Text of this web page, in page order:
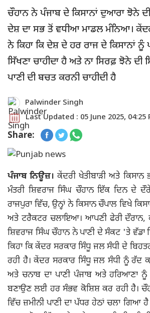
ਚੌਹਾਨ ਨੇ ਪੰਜਾਬ ਦੇ ਕਿਸਾਨਾਂ ਦੁਆਰਾ ਝੋਨੇ
ਦੇਸ਼ ਦਾ ਸਭ ਤੋਂ ਵਧੀਆ ਮਾਡਲ ਮੰਨਿਆ।
ਨੇ ਕਿਹਾ ਕਿ ਦੇਸ਼ ਦੇ ਹਰ ਰਾਜ ਦੇ ਕਿਸਾਨਾਂ ਨੂੰ
ਸਿੱਖਣਾ ਚਾਹੀਦਾ ਹੈ ਅਤੇ ਨਾ ਸਿਰਫ਼ ਝੋਨੇ ਦੀ
ਪਾਣੀ ਦੀ ਬਚਤ ਕਰਨੀ ਚਾਹੀਦੀ ਹੈ
Palwinder Singh
Last Updated : 05 June 2025, 04:25
Share:
ਪੰਜਾਬ ਨਿਊਜ਼। ਕੇਂਦਰੀ ਖੇਤੀਬਾੜੀ ਅਤੇ
ਮੰਤਰੀ ਸ਼ਿਵਰਾਜ ਸਿੰਘ ਚੌਹਾਨ ਇੱਕ ਦਿਨ ਦੇ
ਰਾਜਪੁਰਾ ਵਿੱਚ, ਉਨ੍ਹਾਂ ਨੇ ਕਿਸਾਨ ਚੌਪਾਲ ਵਿਖੇ
ਅਤੇ ਟਰੈਕਟਰ ਚਲਾਇਆ। ਆਪਣੀ ਫੇਰੀ ਦੌਰਾਨ,
ਸ਼ਿਵਰਾਜ ਸਿੰਘ ਚੌਹਾਨ ਨੇ ਪਾਣੀ ਦੇ ਸੰਕਟ 'ਤੇ ਵੱਡਾ
ਕਿਹਾ ਕਿ ਕੇਂਦਰ ਸਰਕਾਰ ਸਿੰਧੂ ਜਲ ਸੰਧੀ ਦੇ
ਰਹੀ ਹੈ। ਕੇਂਦਰ ਸਰਕਾਰ ਸਿੰਧੂ ਜਲ ਸੰਧੀ ਨੂੰ ਰੱਦ
ਅਤੇ ਚਨਾਬ ਦਾ ਪਾਣੀ ਪੰਜਾਬ ਅਤੇ ਹਰਿਆਣਾ
ਬਣਾਉਣ ਲਈ ਹਰ ਸੰਭਵ ਕੋਸ਼ਿਸ਼ ਕਰ ਰਹੀ ਹੈ।
ਵਿੱਚ ਜ਼ਮੀਨੀ ਪਾਣੀ ਦਾ ਪੱਧਰ ਹੇਠਾਂ ਚਲਾ